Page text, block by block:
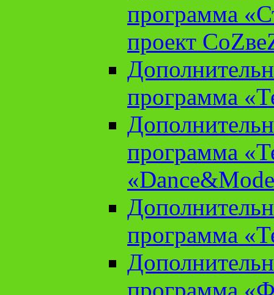
программа
проект
программа
программа
программа